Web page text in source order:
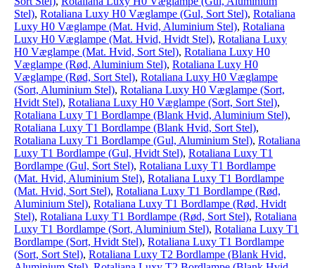
Stel), Rotaliana Luxy H0 Væglampe (Gul, Sort Stel), Rotaliana
Luxy H0 Væglampe (Mat. Hvid, Aluminium Stel), Rotaliana
Luxy H0 Væglampe (Mat. Hvid, Hvidt Stel), Rotaliana Luxy
H0 Væglampe (Mat. Hvid, Sort Stel), Rotaliana Luxy H0
Væglampe (Rød, Aluminium Stel), Rotaliana Luxy H0
Væglampe (Rød, Sort Stel), Rotaliana Luxy H0 Væglampe
(Sort, Aluminium Stel), Rotaliana Luxy H0 Væglampe (Sort,
Hvidt Stel), Rotaliana Luxy H0 Væglampe (Sort, Sort Stel),
Rotaliana Luxy T1 Bordlampe (Blank Hvid, Aluminium Stel),
Rotaliana Luxy T1 Bordlampe (Blank Hvid, Sort Stel),
Rotaliana Luxy T1 Bordlampe (Gul, Aluminium Stel), Rotaliana
Luxy T1 Bordlampe (Gul, Hvidt Stel), Rotaliana Luxy T1
Bordlampe (Gul, Sort Stel), Rotaliana Luxy T1 Bordlampe
(Mat. Hvid, Aluminium Stel), Rotaliana Luxy T1 Bordlampe
(Mat. Hvid, Sort Stel), Rotaliana Luxy T1 Bordlampe (Rød,
Aluminium Stel), Rotaliana Luxy T1 Bordlampe (Rød, Hvidt
Stel), Rotaliana Luxy T1 Bordlampe (Rød, Sort Stel), Rotaliana
Luxy T1 Bordlampe (Sort, Aluminium Stel), Rotaliana Luxy T1
Bordlampe (Sort, Hvidt Stel), Rotaliana Luxy T1 Bordlampe
(Sort, Sort Stel), Rotaliana Luxy T2 Bordlampe (Blank Hvid,